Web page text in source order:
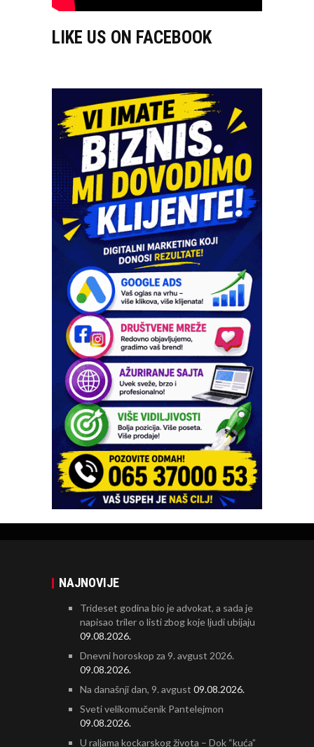
LIKE US ON FACEBOOK
NAJNOVIJE
Trideset godina bio je advokat, a sada je
napisao triler o listi zbog koje ljudi ubijaju
09.08.2026.
Dnevni horoskop za 9. avgust 2026.
09.08.2026.
Na današnji dan, 9. avgust 09.08.2026.
Sveti velikomučenik Pantelejmon
09.08.2026.
U raljama kockarskog života – Dok “kuća”